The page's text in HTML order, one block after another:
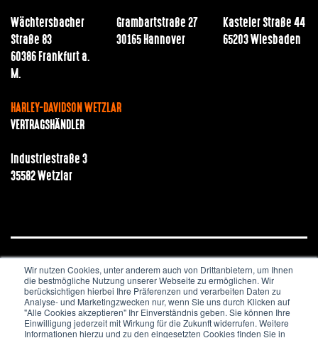
Wir nutzen Cookies, unter anderem auch von Drittanbietern, um Ihnen
die bestmögliche Nutzung unserer Webseite zu ermöglichen. Wir
berücksichtigen hierbei Ihre Präferenzen und verarbeiten Daten zu
Analyse- und Marketingzwecken nur, wenn Sie uns durch Klicken auf
"Alle Cookies akzeptieren" Ihr Einverständnis geben. Sie können Ihre
Einwilligung jederzeit mit Wirkung für die Zukunft widerrufen. Weitere
Informationen hierzu und zu den eingesetzten Cookies finden Sie in
Wächtersbacher
Straße 83
60386 Frankfurt a.
M.
Grambartstraße 27
30165 Hannover
Kasteler Straße 44
65203 Wiesbaden
HARLEY-DAVIDSON WETZLAR
VERTRAGSHÄNDLER
Industriestraße 3
35582 Wetzlar
JOBS & KARRIERE NEWSLETTER
IMPRESSUM
DATENSCHUTZ
Copyright © 2020. All Rights Reserved.